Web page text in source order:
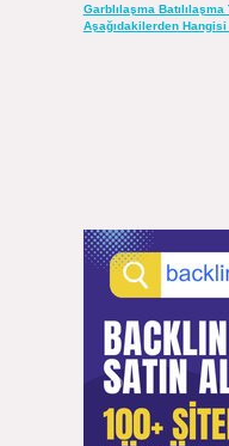
Garblılaşma
Aşağıdakilerden